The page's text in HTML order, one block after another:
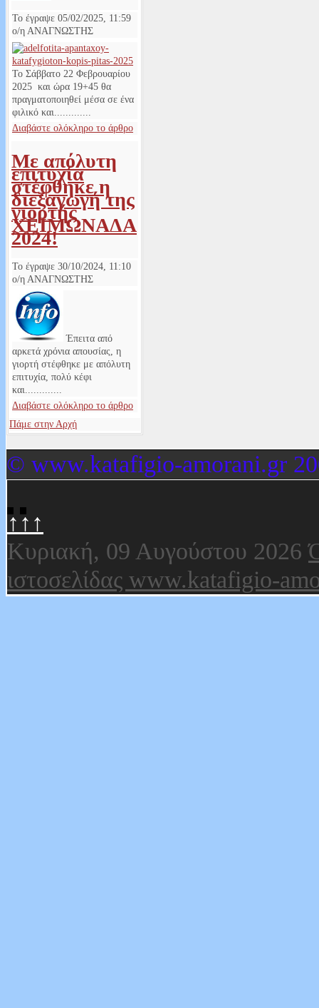
Το έγραψε 05/02/2025, 11:59
ο/η ΑΝΑΓΝΩΣΤΗΣ
Το Σάββατο 22 Φεβρουαρίου
2025 και ώρα 19+45 θα
πραγματοποιηθεί μέσα σε ένα
φιλικό και.............
Διαβάστε ολόκληρο το άρθρο
Με απόλυτη
επιτυχία
στέφθηκε η
διεξαγωγή της
γιορτής
ΧΕΙΜΩΝΑΔΑ
2024!
Το έγραψε 30/10/2024, 11:10
ο/η ΑΝΑΓΝΩΣΤΗΣ
Έπειτα από
αρκετά χρόνια απουσίας, η
γιορτή στέφθηκε με απόλυτη
επιτυχία, πολύ κέφι
και.............
Διαβάστε ολόκληρο το άρθρο
Πάμε στην Αρχή
© www.katafigio-amorani.gr
↑↑↑
Κυριακή, 09 Αυγούστου 2026
ιστοσελίδας www.katafigio-